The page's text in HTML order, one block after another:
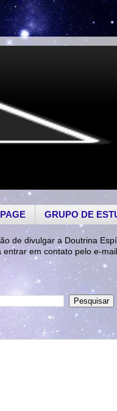
GRUPO DE
de divulgar a Doutrina
em contato pelo e-mail